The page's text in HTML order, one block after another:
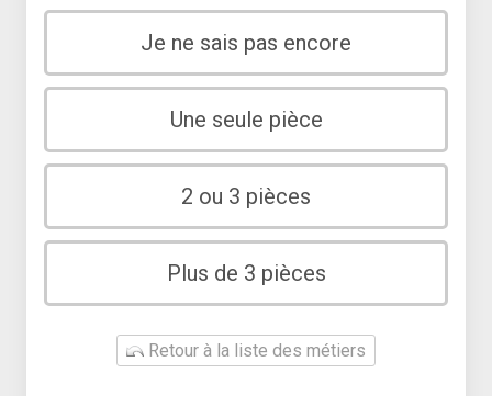
Je ne sais pas encore
Une seule pièce
2 ou 3 pièces
Plus de 3 pièces
Retour à la liste des métiers